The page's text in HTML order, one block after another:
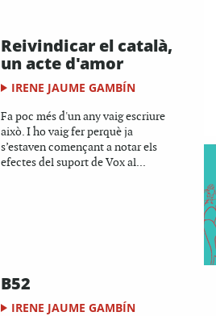
Reivindicar el català,
un acte d'amor
IRENE JAUME GAMBÍN
Fa poc més d'un any vaig escriure
això. I ho vaig fer perquè ja
s’estaven començant a notar els
efectes del suport de Vox al...
B52
IRENE JAUME GAMBÍN